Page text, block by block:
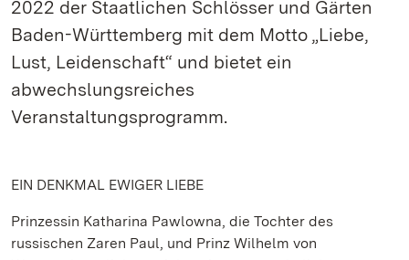
2022 der Staatlichen Schlösser und Gärten
Baden-Württemberg mit dem Motto „Liebe,
Lust, Leidenschaft“ und bietet ein
abwechslungsreiches
Veranstaltungsprogramm.
EIN DENKMAL EWIGER LIEBE
Prinzessin Katharina Pawlowna, die Tochter des
russischen Zaren Paul, und Prinz Wilhelm von